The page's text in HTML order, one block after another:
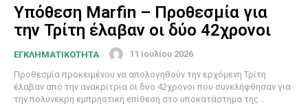
Υπόθεση Marfin – Προθεσμία για
την Τρίτη έλαβαν οι δύο 42χρονοι
ΕΓΚΛΗΜΑΤΙΚΟΤΗΤΑ
11 Ιουλίου 2026
Προθεσμία προκειμένου να απολογηθούν την ερχόμενη Τρίτη
έλαβαν από την ανακρίτρια οι δύο 42χρονοι που συνελήφθησαν για
την πολύνεκρη εμπρηστική επίθεση στο υποκατάστημα της...